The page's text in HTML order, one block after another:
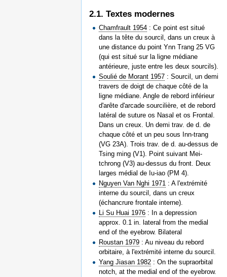
2.1. Textes modernes
Chamfrault 1954 : Ce point est situé
dans la tête du sourcil, dans un creux à
une distance du point Ynn Trang 25 VG
(qui est situé sur la ligne médiane
antérieure, juste entre les deux sourcils).
Soulié de Morant 1957 : Sourcil, un demi
travers de doigt de chaque côté de la
ligne médiane. Angle de rebord inférieur
d'arête d'arcade sourcilière, et de rebord
latéral de suture os Nasal et os Frontal.
Dans un creux. Un demi trav. de d. de
chaque côté et un peu sous Inn-trang
(VG 23A). Trois trav. de d. au-dessus de
Tsing ming (V1). Point suivant Mei-
tchrong (V3) au-dessus du front. Deux
larges médial de Iu-iao (PM 4).
Nguyen Van Nghi 1971 : A l'extrémité
interne du sourcil, dans un creux
(échancrure frontale interne).
Li Su Huai 1976 : In a depression
approx. 0.1 in. lateral from the medial
end of the eyebrow. Bilateral
Roustan 1979 : Au niveau du rebord
orbitaire, à l'extrémité interne du sourcil.
Yang Jiasan 1982 : On the supraorbital
notch, at the medial end of the eyebrow.